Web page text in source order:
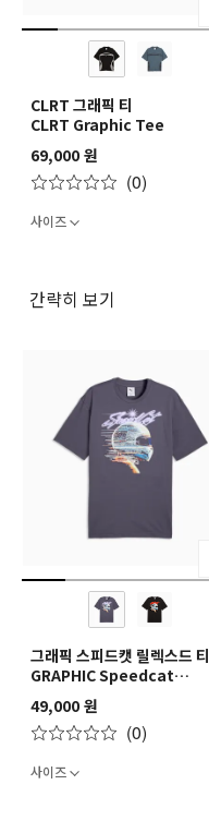
CLRT 그래픽 티
CLRT Graphic Tee
69,000 원
(0)
사이즈
간략히 보기
그래픽 스피드캣 릴렉스드 티
GRAPHIC Speedcat
Relaxed Tee
49,000 원
(0)
사이즈